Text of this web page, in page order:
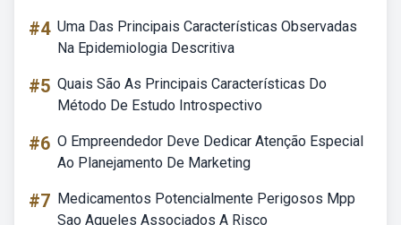
#4 Uma Das Principais Características Observadas
Na Epidemiologia Descritiva
#5 Quais São As Principais Características Do
Método De Estudo Introspectivo
#6 O Empreendedor Deve Dedicar Atenção Especial
Ao Planejamento De Marketing
#7 Medicamentos Potencialmente Perigosos Mpp
Sao Aqueles Associados A Risco